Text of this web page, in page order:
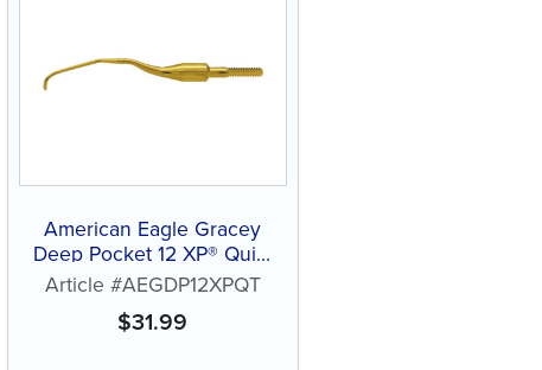
American Eagle Gracey
Deep Pocket 12 XP® Quik-
Tip™ sans affûtage
Article #AEGDP12XPQT
$31.99